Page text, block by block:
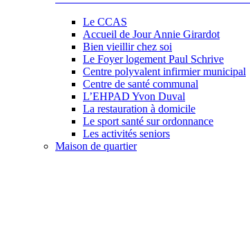
Le CCAS
Accueil de Jour Annie Girardot
Bien vieillir chez soi
Le Foyer logement Paul Schrive
Centre polyvalent infirmier municipal
Centre de santé communal
L’EHPAD Yvon Duval
La restauration à domicile
Le sport santé sur ordonnance
Les activités seniors
Maison de quartier